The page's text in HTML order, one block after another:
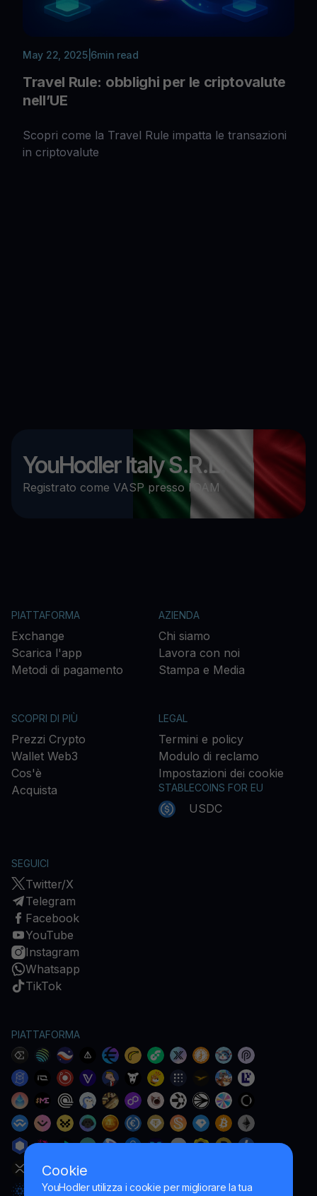
Cookie
YouHodler utilizza i cookie per migliorare la tua
May 22, 2025| 6min read
Travel Rule: obblighi per le criptovalute
nell’UE
Scopri come la Travel Rule impatta le transazioni
in criptovalute
YouHodler Italy S.R.L.
Registrato come VASP presso l’OAM
PIATTAFORMA
Exchange
Scarica l'app
Metodi di pagamento
AZIENDA
Chi siamo
Lavora con noi
Stampa e Media
SCOPRI DI PIÙ
Prezzi Crypto
Wallet Web3
Cos'è
Acquista
LEGAL
Termini e policy
Modulo di reclamo
Impostazioni dei cookie
STABLECOINS FOR EU
USDC
SEGUICI
Twitter/X
Telegram
Facebook
YouTube
Instagram
Whatsapp
TikTok
PIATTAFORMA